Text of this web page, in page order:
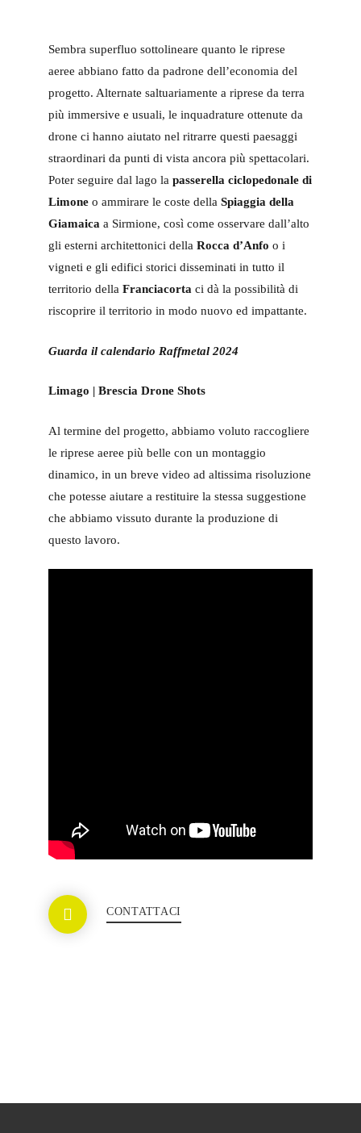
Sembra superfluo sottolineare quanto le riprese
aeree abbiano fatto da padrone dell’economia del
progetto. Alternate saltuariamente a riprese da terra
più immersive e usuali, le inquadrature ottenute da
drone ci hanno aiutato nel ritrarre questi paesaggi
straordinari da punti di vista ancora più spettacolari.
Poter seguire dal lago la passerella ciclopedonale di
Limone o ammirare le coste della Spiaggia della
Giamaica a Sirmione, così come osservare dall’alto
gli esterni architettonici della Rocca d’Anfo o i
vigneti e gli edifici storici disseminati in tutto il
territorio della Franciacorta ci dà la possibilità di
riscoprire il territorio in modo nuovo ed impattante.
Guarda il calendario Raffmetal 2024
Limago | Brescia Drone Shots
Al termine del progetto, abbiamo voluto raccogliere
le riprese aeree più belle con un montaggio
dinamico, in un breve video ad altissima risoluzione
che potesse aiutare a restituire la stessa suggestione
che abbiamo vissuto durante la produzione di
questo lavoro.
CONTATTACI